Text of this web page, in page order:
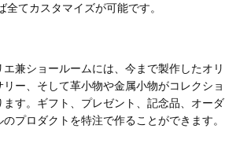
全てカスタマイズが可能です。
エ兼ショールームには、今まで製作したオリ
ー、そして革小物や金属小物がコレクショ
ます。ギフト、プレゼント、記念品、オーダ
プロダクトを特注で作ることができます。